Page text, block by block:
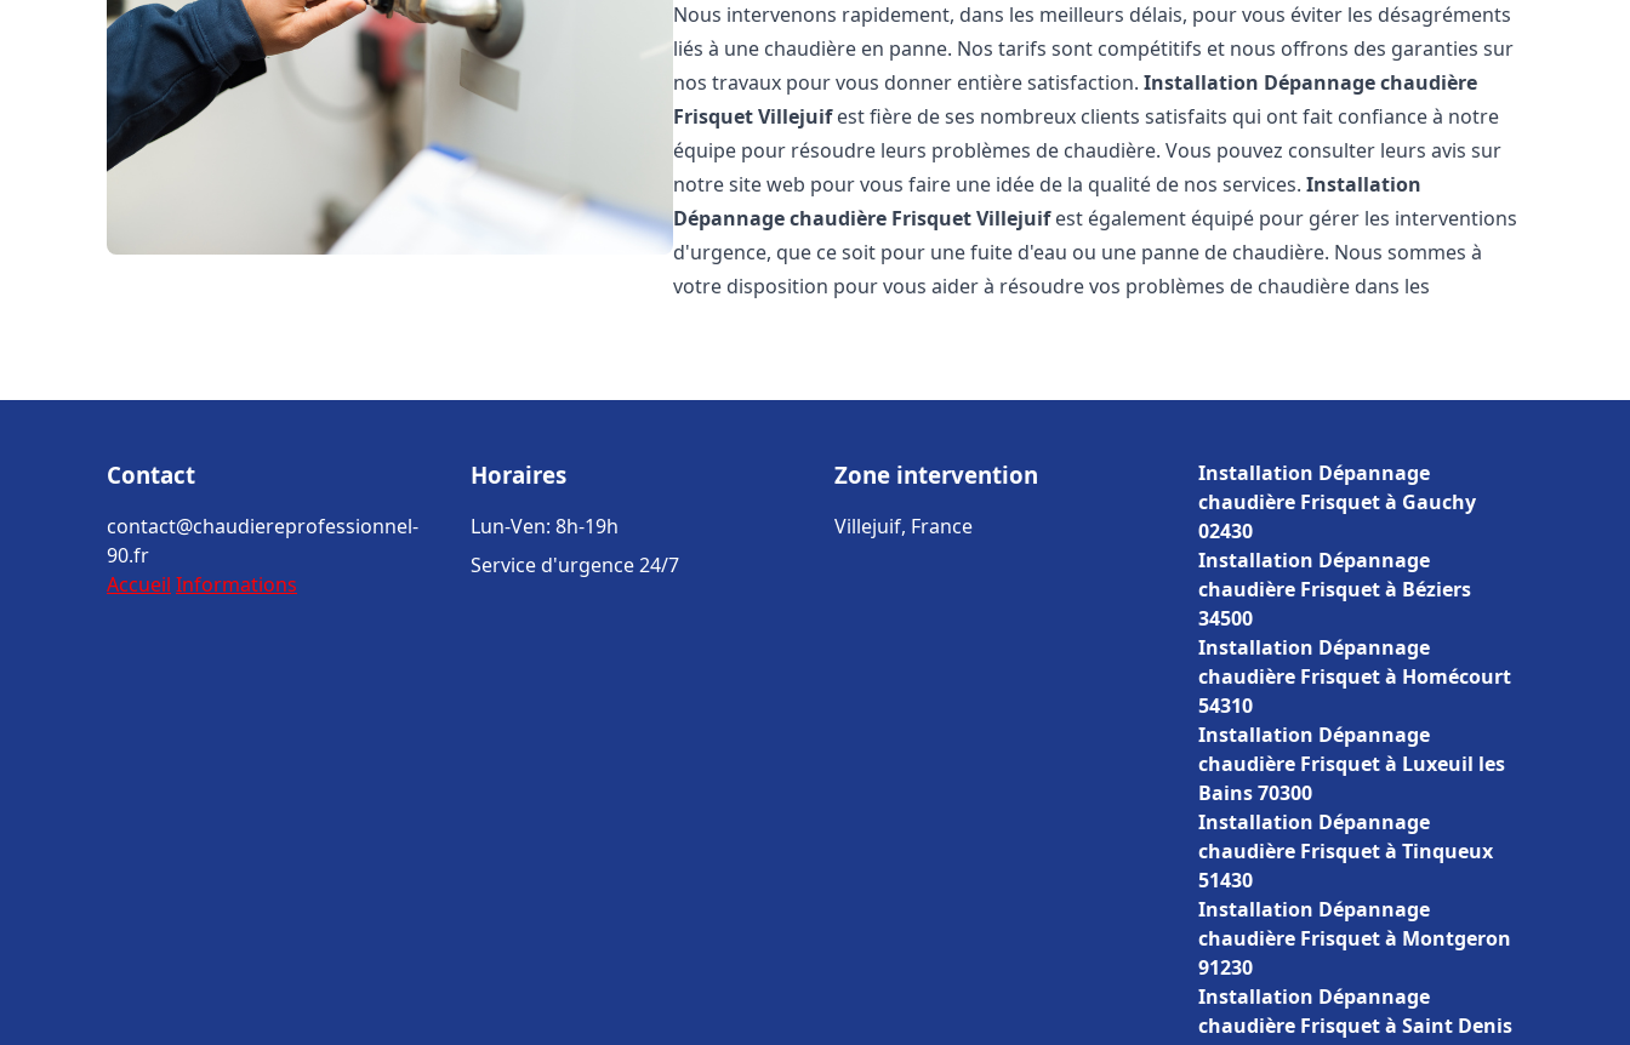
Nous intervenons rapidement, dans les meilleurs délais, pour vous éviter les désagréments
liés à une chaudière en panne. Nos tarifs sont compétitifs et nous offrons des garanties sur
nos travaux pour vous donner entière satisfaction.Installation Dépannage chaudière
FrisquetVillejuifest fière de ses nombreux clients satisfaits qui ont fait confiance à notre
équipe pour résoudre leurs problèmes de chaudière. Vous pouvez consulter leurs avis sur
notre site web pour vous faire une idée de la qualité de nos services.Installation
Dépannage chaudière FrisquetVillejuifest également équipé pour gérer les interventions
d'urgence, que ce soit pour une fuite d'eau ou une panne de chaudière. Nous sommes à
votre disposition pour vous aider à résoudre vos problèmes de chaudière dans les
Contact
contact@chaudiereprofessionnel-
90.fr
Accueil Informations
Horaires
Lun-Ven: 8h-19h
Service d'urgence 24/7
Zone intervention
Villejuif, France
Installation Dépannage
chaudière Frisquet à Gauchy
02430
Installation Dépannage
chaudière Frisquet à Béziers
34500
Installation Dépannage
chaudière Frisquet à Homécourt
54310
Installation Dépannage
chaudière Frisquet à Luxeuil les
Bains 70300
Installation Dépannage
chaudière Frisquet à Tinqueux
51430
Installation Dépannage
chaudière Frisquet à Montgeron
91230
Installation Dépannage
chaudière Frisquet à Saint Denis